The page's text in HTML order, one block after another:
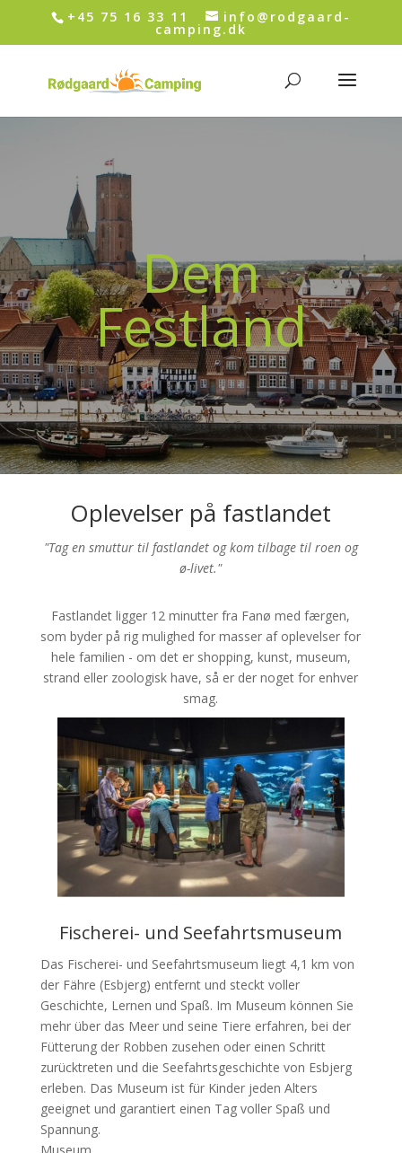
+45 75 16 33 11 info@rodgaard-
camping.dk
Dem
Festland
Oplevelser på fastlandet
"Tag en smuttur til fastlandet og kom tilbage til roen og
ø-livet."
Fastlandet ligger 12 minutter fra Fanø med færgen,
som byder på rig mulighed for masser af oplevelser for
hele familien - om det er shopping, kunst, museum,
strand eller zoologisk have, så er der noget for enhver
smag.
Fischerei- und Seefahrtsmuseum
Das Fischerei- und Seefahrtsmuseum liegt 4,1 km von
der Fähre (Esbjerg) entfernt und steckt voller
Geschichte, Lernen und Spaß. Im Museum können Sie
mehr über das Meer und seine Tiere erfahren, bei der
Fütterung der Robben zusehen oder einen Schritt
zurücktreten und die Seefahrtsgeschichte von Esbjerg
erleben. Das Museum ist für Kinder jeden Alters
geeignet und garantiert einen Tag voller Spaß und
Spannung.